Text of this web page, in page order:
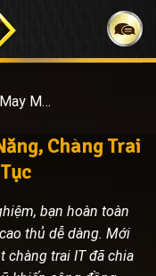
Vận Dụng May Mắn Và Kỹ Năng, Chàng Trai IT Nổ Hũ Liên Tục
Chàng Trai
bạn hoàn toàn
thủ dễ dàng. Mới
chàng trai IT đã chia